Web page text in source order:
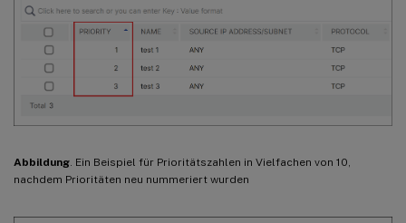
Abbildung . Ein Beispiel für Prioritätszahlen in Vielfachen von 10,
nachdem Prioritäten neu nummeriert wurden